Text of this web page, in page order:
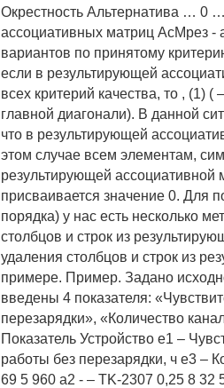
Окрестность Альтернатива …
ассоциативных матриц АсМрез -
вариантов по принятому
если в результирующей
всех критерий качества, то , (1)
главной диагонали). В данной
что в результирующей
этом случае всем элементам,
результирующей
присваивается значение 0. Для
порядка) у нас есть несколько
столбцов и строк из
удаления столбцов и строк из
примере. Пример. Задано
введены 4 показателя:
перезарядки», «Количество
Показатель Устройство е1 –
работы без перезарядки, ч e3 –
69 5 960 a2 - – TK-2307 0,25 8 32